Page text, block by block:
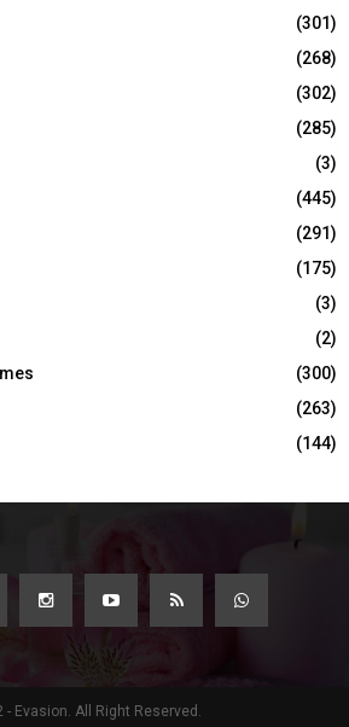
(301)
(268)
(302)
(285)
(3)
(445)
(291)
(175)
(3)
(2)
(300)
(263)
(144)
- Evasion. All Right Reserved.